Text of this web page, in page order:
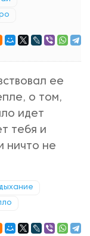
ее
о том,
идет
тебя и
ничто не